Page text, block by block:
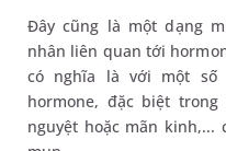
Đây cũng là một dạng
nhân liên quan tới
có nghĩa là với một số
hormone, đặc biệt
nguyệt hoặc mãn